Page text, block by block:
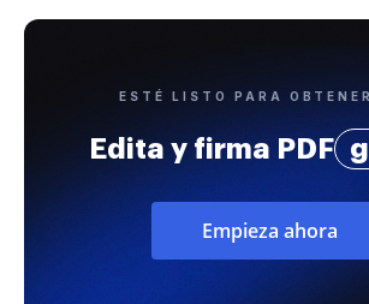
ESTÉ LISTO PARA
Edita y firma PDF
Empieza ahora